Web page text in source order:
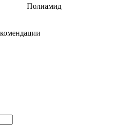
Полиамид